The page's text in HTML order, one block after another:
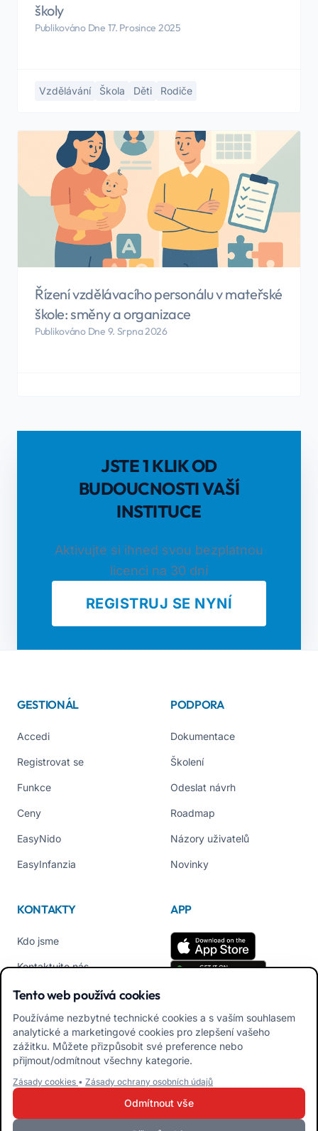
školy
Publikováno Dne 17. Prosince 2025
Vzdělávání Škola Děti Rodiče
Řízení vzdělávacího personálu v mateřské
škole: směny a organizace
Publikováno Dne 9. Srpna 2026
JSTE 1 KLIK OD
BUDOUCNOSTI VAŠÍ
INSTITUCE
Aktivujte si ihned svou bezplatnou
licenci na 30 dní
REGISTRUJ SE NYNÍ
GESTIONÁL
Accedi
Registrovat se
Funkce
Ceny
EasyNido
EasyInfanzia
PODPORA
Dokumentace
Školení
Odeslat návrh
Roadmap
Názory uživatelů
Novinky
KONTAKTY
Kdo jsme
Kontaktujte nás
Tel +39 02 84152514
APP
Stáhnout APK aplikaci pro
rodiny
Stáhněte APK aplikaci pro
Tento web používá cookies
Používáme nezbytné technické cookies a s vaším souhlasem
analytické a marketingové cookies pro zlepšení vašeho
zážitku. Můžete přizpůsobit své preference nebo
přijmout/odmítnout všechny kategorie.
Zásady cookies • Zásady ochrany osobních údajů
Odmítnout vše